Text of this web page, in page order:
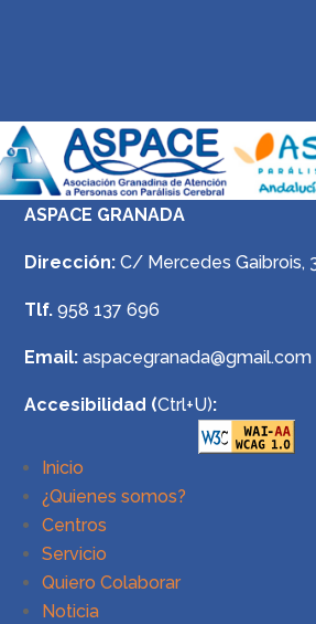
ASPACE GRANADA
Dirección: C/ Mercedes Gaibrois,
Tlf. 958 137 696
Email: aspacegranada@gmail.com
Accesibilidad (Ctrl+U):
Inicio
¿Quienes somos?
Centros
Servicio
Quiero Colaborar
Noticia